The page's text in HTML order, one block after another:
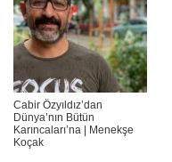
Cabir Özyıldız’dan
Dünya’nın Bütün
Karıncaları’na | Menekşe
Koçak